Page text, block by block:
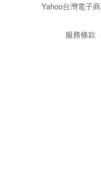
Yahoo台灣電子
服務條款